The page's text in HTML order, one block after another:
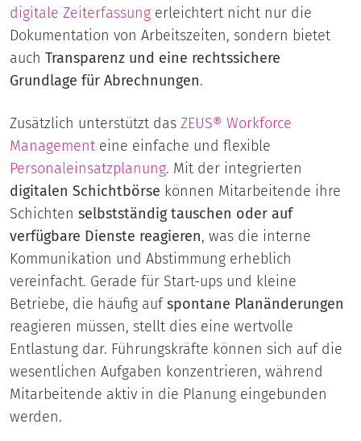
digitale Zeiterfassung erleichtert nicht nur die
Dokumentation von Arbeitszeiten, sondern bietet
auch Transparenz und eine rechtssichere
Grundlage für Abrechnungen.
Zusätzlich unterstützt das ZEUS® Workforce
Management eine einfache und flexible
Personaleinsatzplanung. Mit der integrierten
digitalen Schichtbörse können Mitarbeitende ihre
Schichten selbstständig tauschen oder auf
verfügbare Dienste reagieren, was die interne
Kommunikation und Abstimmung erheblich
vereinfacht. Gerade für Start-ups und kleine
Betriebe, die häufig aufspontane Planänderungen
reagieren müssen, stellt dies eine wertvolle
Entlastung dar. Führungskräfte können sich auf die
wesentlichen Aufgaben konzentrieren, während
Mitarbeitende aktiv in die Planung eingebunden
werden.